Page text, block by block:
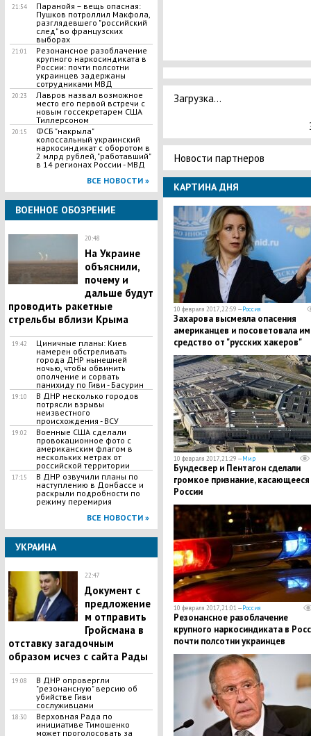
21:54
Паранойя – вещь опасная:
Пушков потроллил Макфола,
разглядевшего "российский
след" во французских
выборах
21:01
Резонансное разоблачение
крупного наркосиндиката в
России: почти полсотни
украинцев задержаны
сотрудниками МВД
20:23
Лавров назвал возможное
место его первой встречи с
новым госсекретарем США
Тиллерсоном
20:15
ФСБ "накрыла"
колоссальный украинский
наркосиндикат с оборотом в
2 млрд рублей, "работавший"
в 14 регионах России - МВД
ВСЕ НОВОСТИ »
ВОЕННОЕ ОБОЗРЕНИЕ
20:48
На Украине
объяснили,
почему и
дальше будут
проводить ракетные
стрельбы вблизи Крыма
19:42
Циничные планы: Киев
намерен обстреливать
города ДНР нынешней
ночью, чтобы обвинить
ополчение и сорвать
панихиду по Гиви - Басурин
19:10
В ДНР несколько городов
потрясли взрывы
неизвестного
происхождения - ВСУ
19:02
Военные США сделали
провокационное фото с
американским флагом в
нескольких метрах от
российской территории
17:15
В ДНР озвучили планы по
наступлению в Донбассе и
раскрыли подробности по
режиму перемирия
ВСЕ НОВОСТИ »
УКРАИНА
22:47
Документ с
предложение
м отправить
Гройсмана в
отставку загадочным
образом исчез с сайта Рады
19:08
В ДНР опровергли
"резонансную" версию об
убийстве Гиви
сослуживцами
18:30
Верховная Рада по
инициативе Тимошенко
может проголосовать за
Загрузка...
Новости партнеров
КАРТИНА ДНЯ
10 февраля 2017, 22:59 —Россия
Захарова высмеяла опасения
американцев и посоветовала им
средство от "русских хакеров"
10 февраля 2017, 21:29 —Мир
Бундесвер и Пентагон сделали
громкое признание, касающееся
России
10 февраля 2017, 21:01 —Россия
Резонансное разоблачение
крупного наркосиндиката в
почти полсотни украинцев
задержаны сотрудниками МВД